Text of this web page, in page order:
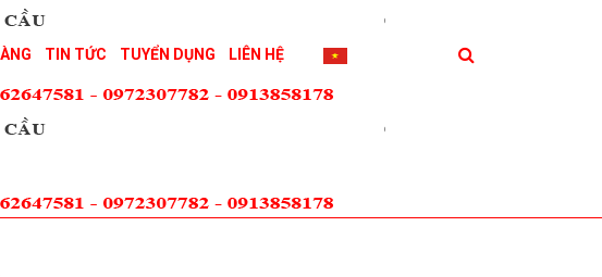
TIN TỨC TUYỂN DỤNG LIÊN HỆ